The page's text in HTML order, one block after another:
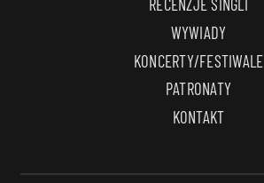
RECENZJE SINGLI
WYWIADY
KONCERTY/FESTIWALE
PATRONATY
KONTAKT